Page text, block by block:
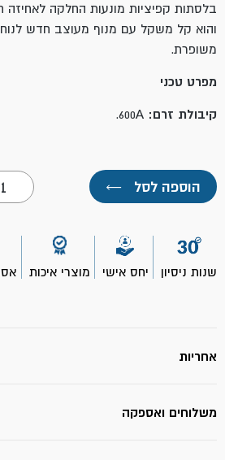
בלסתות קפיציות מונעות החלקה
והוא קל משקל עם מנוף מעוצב חדש
משופרת.
מפרט טכני
קיבולת זרם:
הוספה לסל ←
כמות
של
צבת
לריתוך-
שנות ניסיון
יחס אישי מוצרי איכות
אחריות
משלוחים ואספקה